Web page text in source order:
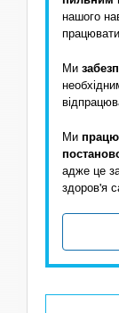
нашого
Ми
Ми
адже це
здоров'я